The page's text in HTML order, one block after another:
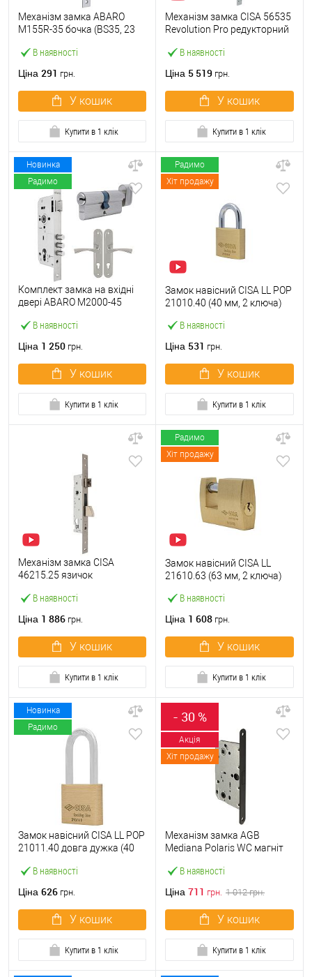
В наявності
Механізм замка ABARO
M155R-35 бочка (BS35, 23
Ціна 291 грн.
У кошик
Купити в 1 клік
В наявності
Механізм замка CISA 56535
Revolution Pro редукторний
(BS67,5*85мм) хром
Ціна 5 519 грн.
У кошик
Купити в 1 клік
Новинка
Радимо
В наявності
Комплект замка на вхідні
двері ABARO M2000-45
B100 60T і ручками KEDR
Ціна 1 250 грн.
У кошик
Купити в 1 клік
Радимо
Хіт продажу
В наявності
Замок навісний CISA LL POP
21010.40 (40 мм, 2 ключа)
Ціна 531 грн.
У кошик
Купити в 1 клік
В наявності
Механізм замка CISA
46215.25 язичок
нержавіюча сталь
Ціна 1 886 грн.
У кошик
Купити в 1 клік
Радимо
Хіт продажу
В наявності
Замок навісний CISA LL
21610.63 (63 мм, 2 ключа)
Ціна 1 608 грн.
У кошик
Купити в 1 клік
Новинка
Радимо
В наявності
Замок навісний CISA LL POP
21011.40 довга дужка (40
Ціна 626 грн.
У кошик
Купити в 1 клік
- 30 %
Акція
Хіт продажу
В наявності
Механізм замка AGB
Mediana Polaris WC магніт
Ціна 711 грн. 1 012грн.
У кошик
Купити в 1 клік